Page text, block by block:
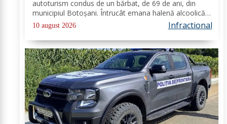
autoturism condus de un bărbat, de 69 de ani, din
municipiul Botoșani. Întrucât emana halenă alcoolică
a fost testat cu aparatul etilotest, valoarea rezultată
fiind de 0,93 mg/l alcool pur în...
10 august 2026 Infractional